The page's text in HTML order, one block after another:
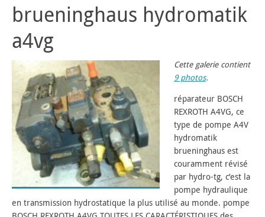
brueninghaus hydromatik
a4vg
Cette galerie contient
9 photos.
réparateur BOSCH
REXROTH A4VG, ce
type de pompe A4V
hydromatik
brueninghaus est
couramment révisé
par hydro-tg, c’est la
pompe hydraulique
en transmission hydrostatique la plus utilisé au monde. pompe